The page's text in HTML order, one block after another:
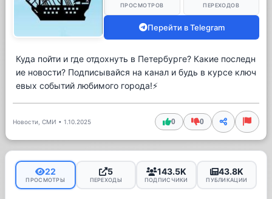
ПРОСМОТРОВ ПЕРЕХОДОВ
Перейти в Telegram
Куда пойти и где отдохнуть в Петербурге? Какие последн
ие новости? Подписывайся на канал и будь в курсе ключ
евых событий любимого города!⚡️
Новости, СМИ • 1.10.2025 0 0
22
ПРОСМОТРЫ
5
ПЕРЕХОДЫ
143.5K
ПОДПИСЧИКИ
43.8K
ПУБЛИКАЦИИ